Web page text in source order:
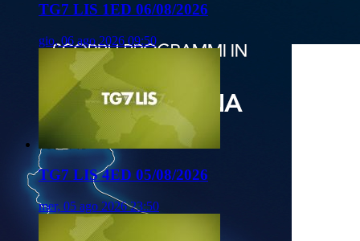
TG7 LIS 1ED 06/08/2026
gio, 06 ago 2026 09:50
TG7 LIS 4ED 05/08/2026
mer, 05 ago 2026 23:50